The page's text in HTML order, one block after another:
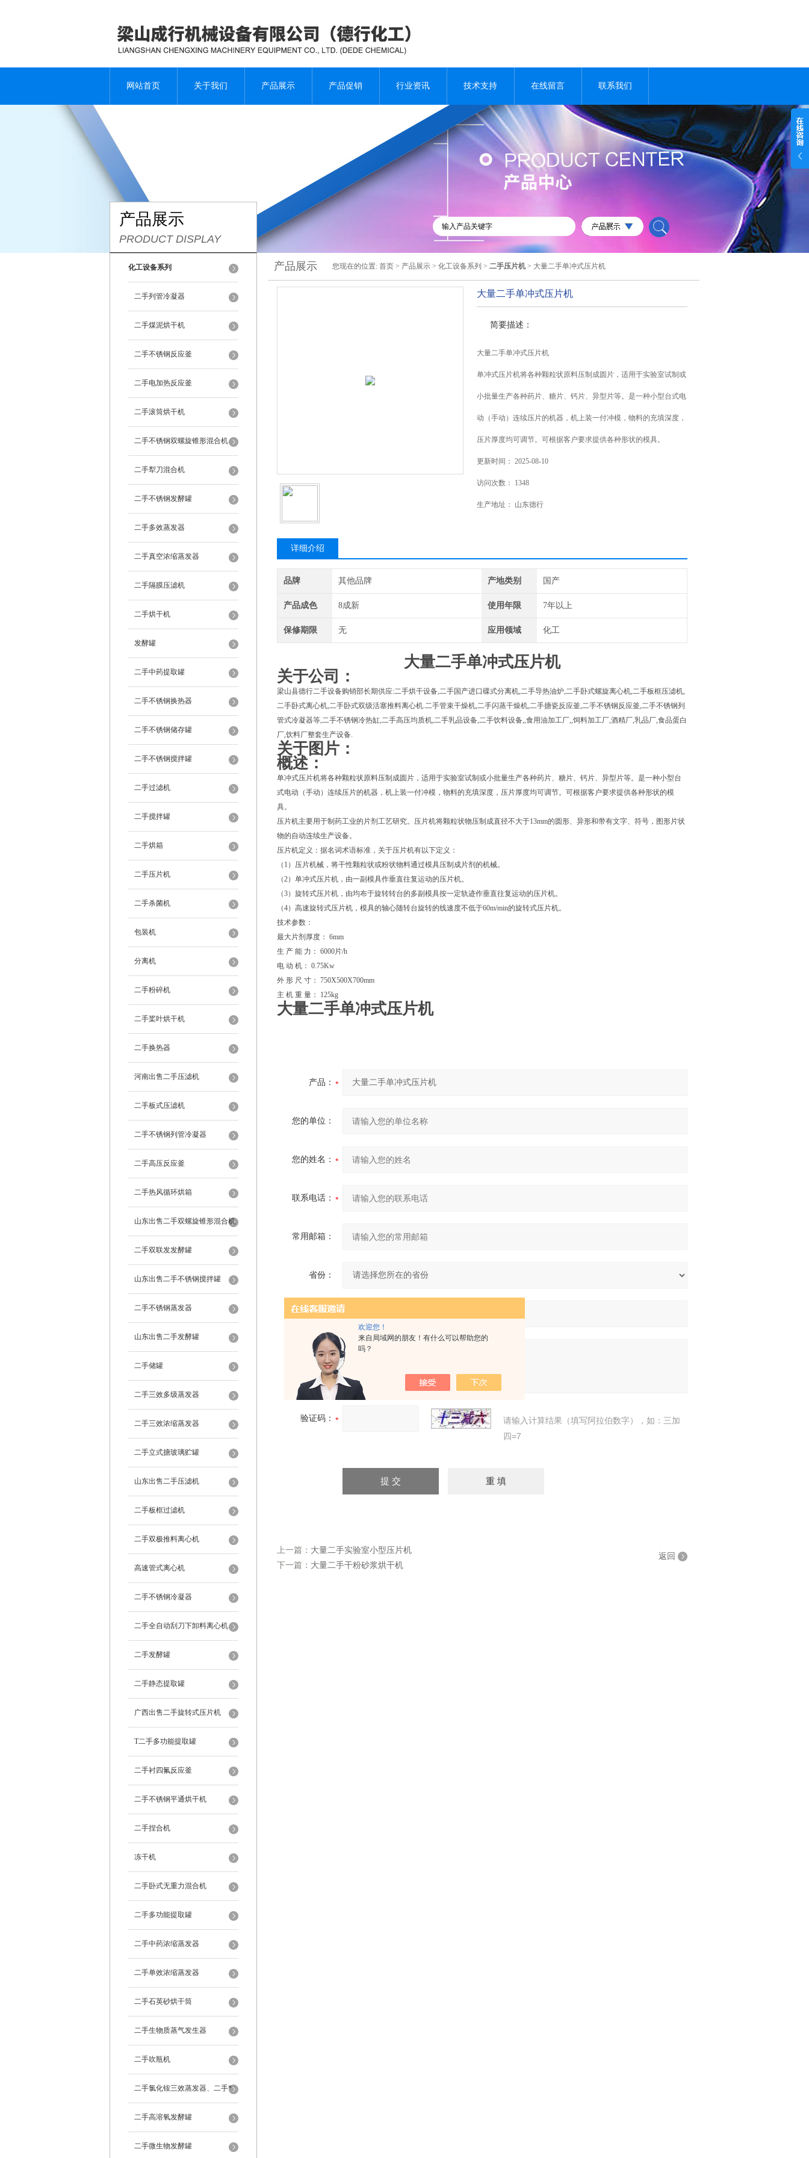
欢迎您！
来自局域网的朋友！有什么可以帮助您的
吗？
网站首页 关于我们 产品展示 产品促销 行业资讯 技术支持 在线留言 联系我们
产品展示
PRODUCT DISPLAY
化工设备系列
二手列管冷凝器
二手煤泥烘干机
二手不锈钢反应釜
二手电加热反应釜
二手滚筒烘干机
二手不锈钢双螺旋锥形混合机
二手犁刀混合机
二手不锈钢发酵罐
二手多效蒸发器
二手真空浓缩蒸发器
二手隔膜压滤机
二手烘干机
发酵罐
二手中药提取罐
二手不锈钢换热器
二手不锈钢储存罐
二手不锈钢搅拌罐
二手过滤机
二手搅拌罐
二手烘箱
二手压片机
二手杀菌机
包装机
分离机
二手粉碎机
二手桨叶烘干机
二手换热器
河南出售二手压滤机
二手板式压滤机
二手不锈钢列管冷凝器
二手高压反应釜
二手热风循环烘箱
山东出售二手双螺旋锥形混合机
二手双联发发酵罐
山东出售二手不锈钢搅拌罐
二手不锈钢蒸发器
山东出售二手发酵罐
二手储罐
二手三效多级蒸发器
二手三效浓缩蒸发器
二手立式搪玻璃贮罐
山东出售二手压滤机
二手板框过滤机
二手双极推料离心机
高速管式离心机
二手不锈钢冷凝器
二手全自动刮刀下卸料离心机
二手发酵罐
二手静态提取罐
广西出售二手旋转式压片机
T二手多功能提取罐
二手衬四氟反应釜
二手不锈钢平通烘干机
二手捏合机
冻干机
二手卧式无重力混合机
二手多功能提取罐
二手中药浓缩蒸发器
二手单效浓缩蒸发器
二手石英砂烘干筒
二手生物质蒸气发生器
二手吹瓶机
二手氯化铵三效蒸发器、二手*
蒸发器
二手高溶氧发酵罐
二手微生物发酵罐
产品展示 您现在的位置: 首页 > 产品展示 > 化工设备系列 > 二手压片机 > 大量二手单冲式压片机
大量二手单冲式压片机
简要描述：
大量二手单冲式压片机
单冲式压片机将各种颗粒状原料压制成圆片，适用于实验室试制或
小批量生产各种药片、糖片、钙片、异型片等。是一种小型台式电
动（手动）连续压片的机器，机上装一付冲模，物料的充填深度，
压片厚度均可调节。可根据客户要求提供各种形状的模具。
更新时间： 2025-08-10
访问次数： 1348
生产地址： 山东德行
详细介绍
品牌 其他品牌 产地类别 国产
产品成色 8成新 使用年限 7年以上
保修期限 无 应用领域 化工
大量二手单冲式压片机
关于公司：
梁山县德行二手设备购销部长期供应:二手烘干设备,二手国产进口碟式分离机,二手导热油炉,二手卧式螺旋离心机,二手板框压滤机,
二手卧式离心机,二手卧式双级活塞推料离心机.二手管束干燥机,二手闪蒸干燥机,二手搪瓷反应釜,二手不锈钢反应釜,二手不锈钢列
管式冷凝器等,二手不锈钢冷热缸,二手高压均质机,二手乳品设备,二手饮料设备,,食用油加工厂,,饲料加工厂,酒精厂,乳品厂,食品蛋白
厂,饮料厂整套生产设备.
关于图片：
概述：
单冲式压片机将各种颗粒状原料压制成圆片，适用于实验室试制或小批量生产各种药片、糖片、钙片、异型片等。是一种小型台
式电动（手动）连续压片的机器，机上装一付冲模，物料的充填深度，压片厚度均可调节。可根据客户要求提供各种形状的模
具。
压片机主要用于制药工业的片剂工艺研究。压片机将颗粒状物压制成直径不大于13mm的圆形、异形和带有文字、符号，图形片状
物的自动连续生产设备。
压片机定义：据名词术语标准，关于压片机有以下定义：
（1）压片机械，将干性颗粒状或粉状物料通过模具压制成片剂的机械。
（2）单冲式压片机，由一副模具作垂直往复运动的压片机。
（3）旋转式压片机，由均布于旋转转台的多副模具按一定轨迹作垂直往复运动的压片机。
（4）高速旋转式压片机，模具的轴心随转台旋转的线速度不低于60m/min的旋转式压片机。
技术参数：
最大片剂厚度： 6mm
生 产 能 力： 6000片/h
电 动 机： 0.75Kw
外 形 尺 寸： 750X500X700mm
主 机 重 量： 125kg
大量二手单冲式压片机
产品：
您的单位：
您的姓名：
联系电话：
常用邮箱：
省份：
详细地址：
补充说明：
验证码：
请输入计算结果（填写阿拉伯数字），如：三加
四=7
上一篇： 大量二手实验室小型压片机
下一篇： 大量二手干粉砂浆烘干机
返回